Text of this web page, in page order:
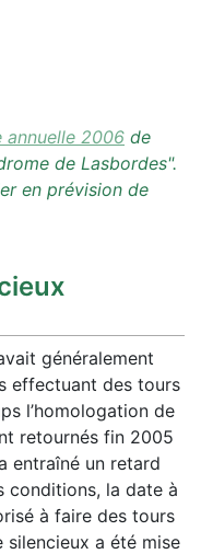
annuelle 2006 de
de Lasbordes".
en prévision de
généralement
effectuant des tours
l’homologation de
retournés fin 2005
entraîné un retard
conditions, la date à
à faire des tours
silencieux a été mise